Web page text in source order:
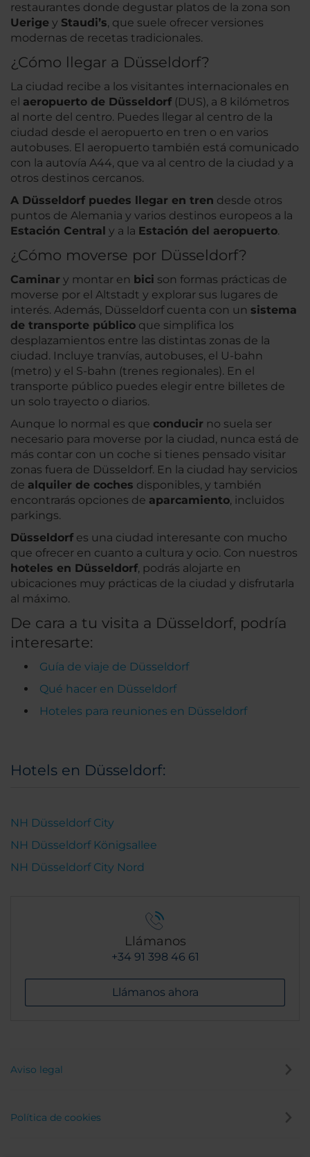
restaurantes donde degustar platos de la zona son
Uerige y Staudi’s, que suele ofrecer versiones
modernas de recetas tradicionales.
¿Cómo llegar a Düsseldorf?
La ciudad recibe a los visitantes internacionales en
el aeropuerto de Düsseldorf (DUS), a 8 kilómetros
al norte del centro. Puedes llegar al centro de la
ciudad desde el aeropuerto en tren o en varios
autobuses. El aeropuerto también está comunicado
con la autovía A44, que va al centro de la ciudad y a
otros destinos cercanos.
A Düsseldorf puedes llegar en tren desde otros
puntos de Alemania y varios destinos europeos a la
Estación Central y a la Estación del aeropuerto.
¿Cómo moverse por Düsseldorf?
Caminar y montar en bici son formas prácticas de
moverse por el Altstadt y explorar sus lugares de
interés. Además, Düsseldorf cuenta con un sistema
de transporte público que simplifica los
desplazamientos entre las distintas zonas de la
ciudad. Incluye tranvías, autobuses, el U-bahn
(metro) y el S-bahn (trenes regionales). En el
transporte público puedes elegir entre billetes de
un solo trayecto o diarios.
Aunque lo normal es que conducir no suela ser
necesario para moverse por la ciudad, nunca está de
más contar con un coche si tienes pensado visitar
zonas fuera de Düsseldorf. En la ciudad hay servicios
de alquiler de coches disponibles, y también
encontrarás opciones de aparcamiento, incluidos
parkings.
Düsseldorf es una ciudad interesante con mucho
que ofrecer en cuanto a cultura y ocio. Con nuestros
hoteles en Düsseldorf, podrás alojarte en
ubicaciones muy prácticas de la ciudad y disfrutarla
al máximo.
De cara a tu visita a Düsseldorf, podría
interesarte:
Guía de viaje de Düsseldorf
Qué hacer en Düsseldorf
Hoteles para reuniones en Düsseldorf
Hotels en Düsseldorf:
NH Düsseldorf City
NH Düsseldorf Königsallee
NH Düsseldorf City Nord
Llámanos
+34 91 398 46 61
Llámanos ahora
Aviso legal
Política de cookies